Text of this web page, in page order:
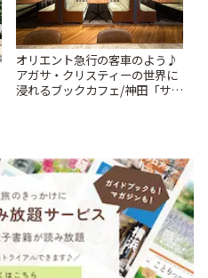
オリエント急行の客車のよう♪
アガサ・クリスティーの世界に
浸れるブックカフェ/神田「サロ